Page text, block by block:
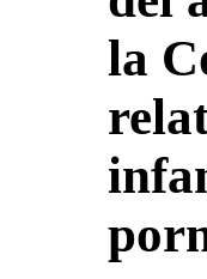
la